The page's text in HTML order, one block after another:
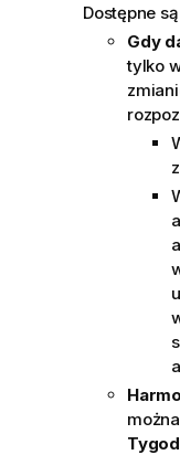
Dostępne
Gdy
tylko